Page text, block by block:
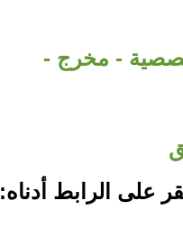
- مخرج -
على الرابط أدناه: